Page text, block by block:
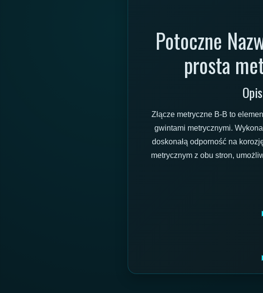
Potoczne
prosta
Złącze metryczne B-B to
gwintami metrycznymi.
doskonałą odporność na
metrycznym z obu stron,